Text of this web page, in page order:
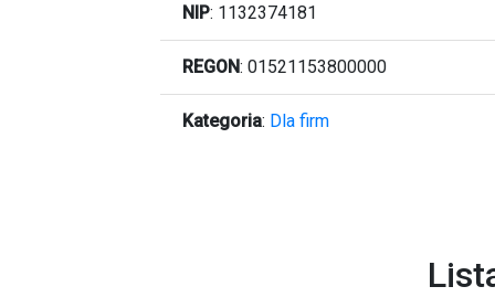
NIP: 1132374181
REGON: 01521153800000
Kategoria: Dla firm